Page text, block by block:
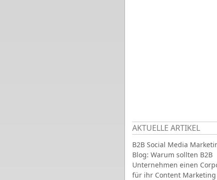
AKTUELLE ARTIKEL
B2B Social Media
Blog: Warum sollten B2B
Unternehmen einen
für ihr Content Marketing